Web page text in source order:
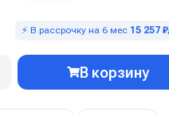
⚡ В рассрочку на 6 мес 15 257
В корзину